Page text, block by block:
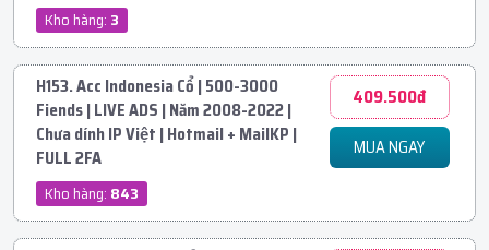
Kho hàng: 3
H153. Acc Indonesia Cổ | 500-3000
Fiends | LIVE ADS | Năm 2008-2022 |
Chưa dính IP Việt | Hotmail + MailKP |
FULL 2FA
Kho hàng: 843
409.500đ
MUA NGAY